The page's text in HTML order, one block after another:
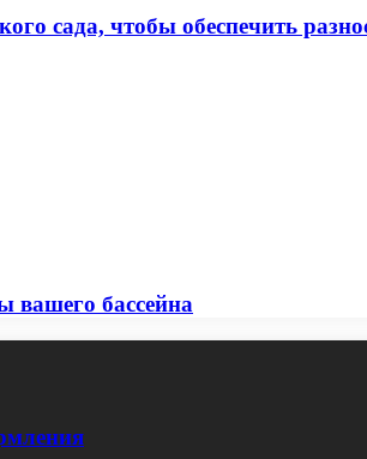
сада, чтобы обеспечить
вашего бассейна